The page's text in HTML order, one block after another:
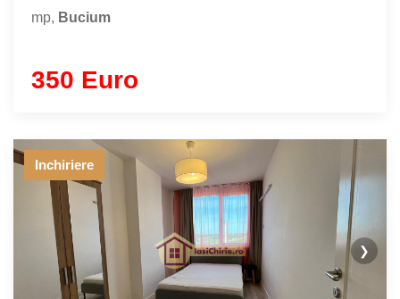
mp, Bucium
350 Euro
❯
Inchiriere